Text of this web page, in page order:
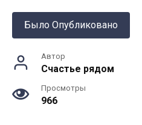
Было Опубликовано
Автор
Счастье рядом
Просмотры
966